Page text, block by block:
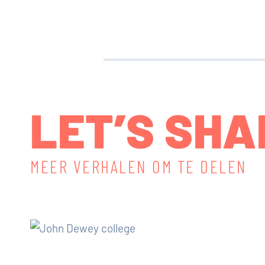
LET’S
MEER VERHALEN OM TE DELEN